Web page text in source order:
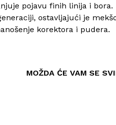
pojavu finih linija i bora.
ostavljajući je
korektora i pudera.
MOŽDA ĆE VAM SE